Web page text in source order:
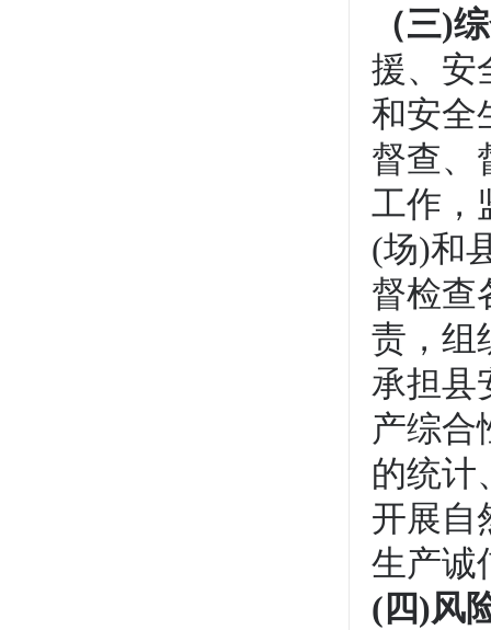
（三)
援、安
和安全
督查、
工作，
(场)和
督检查
责，组
承担县
产综合
的统计
开展自
生产诚
( 四)风